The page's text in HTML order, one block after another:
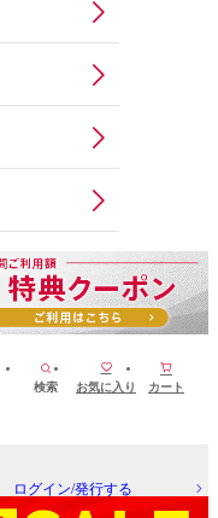
検索 お気に入り カート
ログイン/発行する